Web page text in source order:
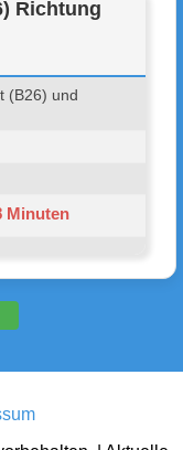
Richtung
(B26) und
Minuten